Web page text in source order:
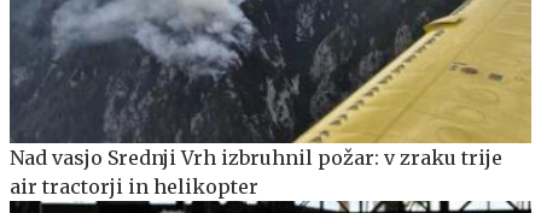
Nad vasjo Srednji Vrh izbruhnil požar: v zraku trije
air tractorji in helikopter